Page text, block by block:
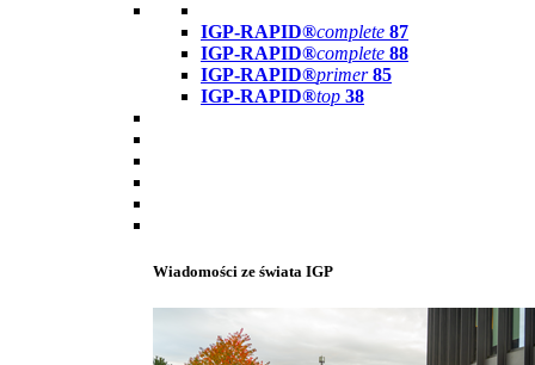
IGP-RAPID®complete 87
IGP-RAPID®complete 88
IGP-RAPID®primer 85
IGP-RAPID®top 38
Wiadomości ze świata IGP